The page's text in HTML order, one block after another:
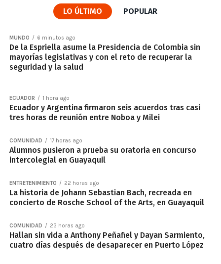
LO ÚLTIMO POPULAR
MUNDO 6 minutos ago
De la Espriella asume la Presidencia de Colombia sin
mayorías legislativas y con el reto de recuperar la
seguridad y la salud
ECUADOR 1 hora ago
Ecuador y Argentina firmaron seis acuerdos tras casi
tres horas de reunión entre Noboa y Milei
COMUNIDAD 17 horas ago
Alumnos pusieron a prueba su oratoria en concurso
intercolegial en Guayaquil
ENTRETENIMIENTO 22 horas ago
La historia de Johann Sebastian Bach, recreada en
concierto de Rosche School of the Arts, en Guayaquil
COMUNIDAD 23 horas ago
Hallan sin vida a Anthony Peñafiel y Dayan Sarmiento,
cuatro días después de desaparecer en Puerto López